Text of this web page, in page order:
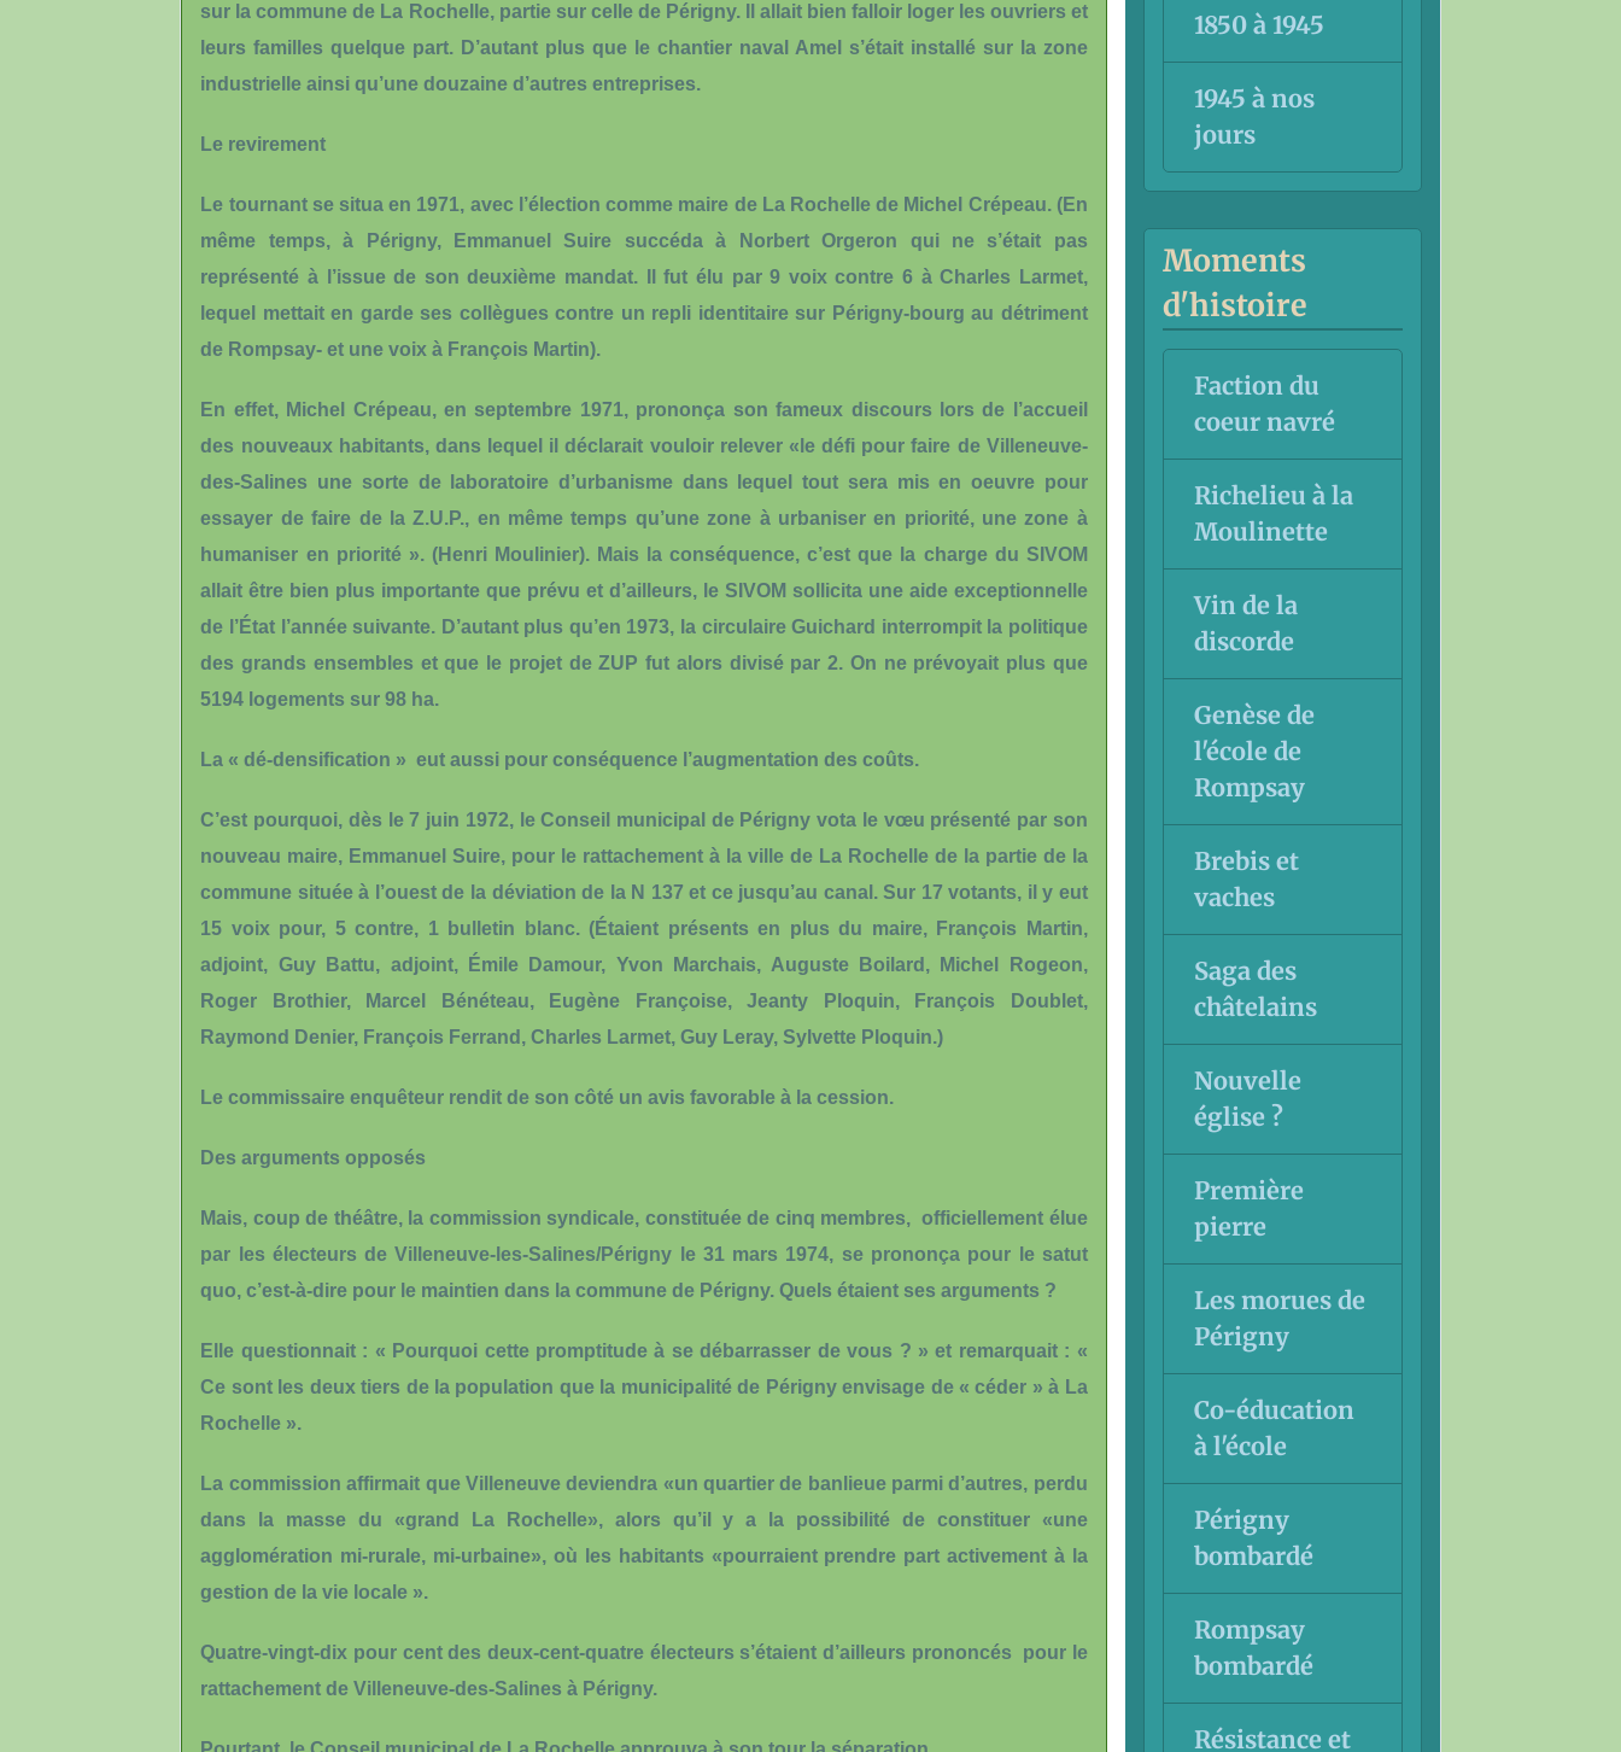
sur la commune de La Rochelle, partie sur celle de Périgny. Il allait bien falloir loger les ouvriers et
leurs familles quelque part. D’autant plus que le chantier naval Amel s’était installé sur la zone
industrielle ainsi qu’une douzaine d’autres entreprises.
Le revirement
Le tournant se situa en 1971, avec l’élection comme maire de La Rochelle de Michel Crépeau. (En
même temps, à Périgny, Emmanuel Suire succéda à Norbert Orgeron qui ne s’était pas
représenté à l’issue de son deuxième mandat. Il fut élu par 9 voix contre 6 à Charles Larmet,
lequel mettait en garde ses collègues contre un repli identitaire sur Périgny-bourg au détriment
de Rompsay- et une voix à François Martin).
En effet, Michel Crépeau, en septembre 1971, prononça son fameux discours lors de l’accueil
des nouveaux habitants, dans lequel il déclarait vouloir relever «le défi pour faire de Villeneuve-
des-Salines une sorte de laboratoire d’urbanisme dans lequel tout sera mis en oeuvre pour
essayer de faire de la Z.U.P., en même temps qu’une zone à urbaniser en priorité, une zone à
humaniser en priorité ». (Henri Moulinier). Mais la conséquence, c’est que la charge du SIVOM
allait être bien plus importante que prévu et d’ailleurs, le SIVOM sollicita une aide exceptionnelle
de l’État l’année suivante. D’autant plus qu’en 1973, la circulaire Guichard interrompit la politique
des grands ensembles et que le projet de ZUP fut alors divisé par 2. On ne prévoyait plus que
5194 logements sur 98 ha.
La « dé-densification » eut aussi pour conséquence l’augmentation des coûts.
C’est pourquoi, dès le 7 juin 1972, le Conseil municipal de Périgny vota le vœu présenté par son
nouveau maire, Emmanuel Suire, pour le rattachement à la ville de La Rochelle de la partie de la
commune située à l’ouest de la déviation de la N 137 et ce jusqu’au canal. Sur 17 votants, il y eut
15 voix pour, 5 contre, 1 bulletin blanc. (Étaient présents en plus du maire, François Martin,
adjoint, Guy Battu, adjoint, Émile Damour, Yvon Marchais, Auguste Boilard, Michel Rogeon,
Roger Brothier, Marcel Bénéteau, Eugène Françoise, Jeanty Ploquin, François Doublet,
Raymond Denier, François Ferrand, Charles Larmet, Guy Leray, Sylvette Ploquin.)
Le commissaire enquêteur rendit de son côté un avis favorable à la cession.
Des arguments opposés
Mais, coup de théâtre, la commission syndicale, constituée de cinq membres, officiellement élue
par les électeurs de Villeneuve-les-Salines/Périgny le 31 mars 1974, se prononça pour le satut
quo, c’est-à-dire pour le maintien dans la commune de Périgny. Quels étaient ses arguments ?
Elle questionnait : « Pourquoi cette promptitude à se débarrasser de vous ? » et remarquait : «
Ce sont les deux tiers de la population que la municipalité de Périgny envisage de « céder » à La
Rochelle ».
La commission affirmait que Villeneuve deviendra «un quartier de banlieue parmi d’autres, perdu
dans la masse du «grand La Rochelle», alors qu’il y a la possibilité de constituer «une
agglomération mi-rurale, mi-urbaine», où les habitants «pourraient prendre part activement à la
gestion de la vie locale ».
Quatre-vingt-dix pour cent des deux-cent-quatre électeurs s’étaient d’ailleurs prononcés pour le
rattachement de Villeneuve-des-Salines à Périgny.
1850 à 1945
1945 à nos
jours
Moments
d'histoire
Faction du
coeur navré
Richelieu à la
Moulinette
Vin de la
discorde
Genèse de
l'école de
Rompsay
Brebis et
vaches
Saga des
châtelains
Nouvelle
église ?
Première
pierre
Les morues de
Périgny
Co-éducation
à l'école
Périgny
bombardé
Rompsay
bombardé
Résistance et